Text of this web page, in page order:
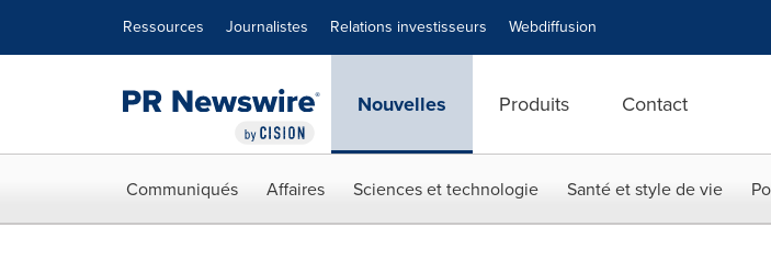
Ressources Journalistes Relations investisseurs Webdiffusion
Nouvelles Produits Contact
Communiqués Affaires Sciences et technologie Santé et style de vie